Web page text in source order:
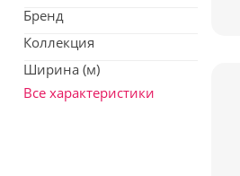
Бренд
Коллекция
Ширина (м)
Все характеристики